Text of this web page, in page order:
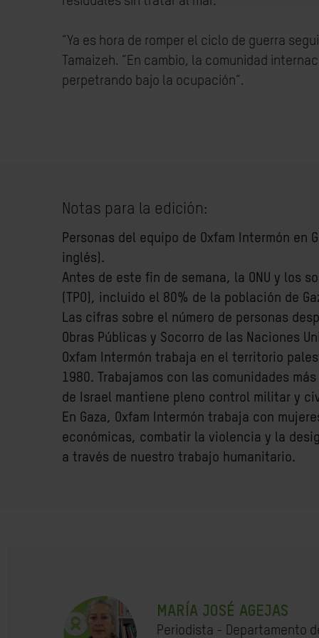
“Ya es hora de romper el ciclo de guerra
Tamaizeh. “En cambio, la comunidad
perpetrando bajo la ocupación”.
Notas para la edición:
Personas del equipo de Oxfam Intermón
inglés).
Antes de este fin de semana, la ONU y los
(TPO), incluido el 80% de la población de
Las cifras sobre el número de personas
Obras Públicas y Socorro de las Naciones
Oxfam Intermón trabaja en el territorio
1980. Trabajamos con las comunidades
de Israel mantiene pleno control militar y
En Gaza, Oxfam Intermón trabaja con
económicas, combatir la violencia y la
a través de nuestro trabajo humanitario.
MARÍA JOSÉ AGEJAS
Periodista - Departamento